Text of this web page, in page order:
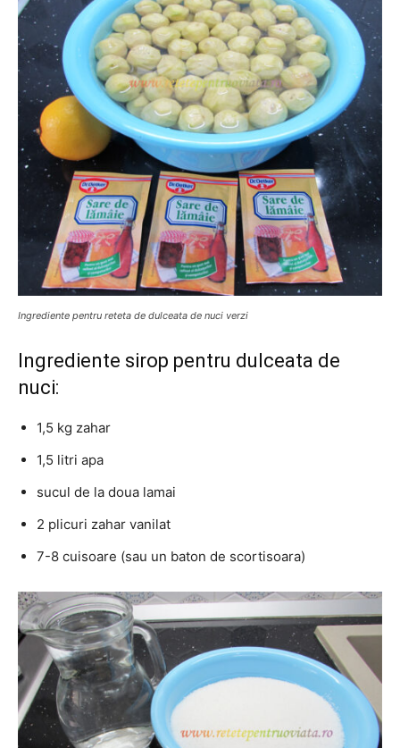
Ingrediente pentru reteta de dulceata de nuci verzi
Ingrediente sirop pentru dulceata de
nuci:
1,5 kg zahar
1,5 litri apa
sucul de la doua lamai
2 plicuri zahar vanilat
7-8 cuisoare (sau un baton de scortisoara)